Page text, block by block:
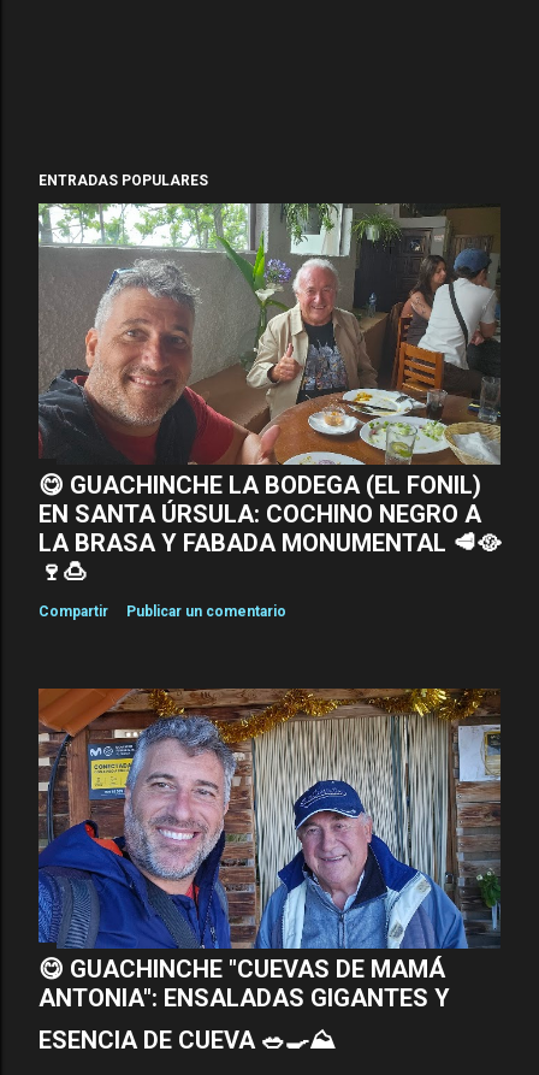
ENTRADAS POPULARES
😋 GUACHINCHE LA BODEGA (EL FONIL)
EN SANTA ÚRSULA: COCHINO NEGRO A
LA BRASA Y FABADA MONUMENTAL 🥩🥘
🍷🍮
Compartir Publicar un comentario
😋 GUACHINCHE "CUEVAS DE MAMÁ
ANTONIA": ENSALADAS GIGANTES Y
ESENCIA DE CUEVA 🥗🍳⛰️